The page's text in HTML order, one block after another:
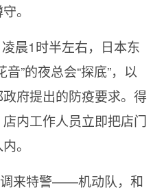
。
晨1时半左右，日本东
”的夜总会“探底”，以
府提出的防疫要求。得
内工作人员立即把店门
。
来特警——机动队，和